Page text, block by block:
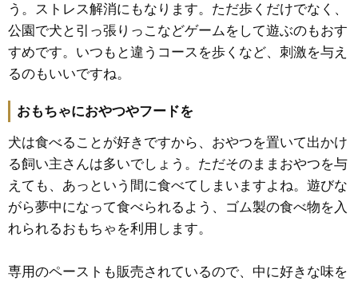
う。ストレス解消にもなります。ただ歩くだけでなく、
公園で犬と引っ張りっこなどゲームをして遊ぶのもおす
すめです。いつもと違うコースを歩くなど、刺激を与え
るのもいいですね。
おもちゃにおやつやフードを
犬は食べることが好きですから、おやつを置いて出かけ
る飼い主さんは多いでしょう。ただそのままおやつを与
えても、あっという間に食べてしまいますよね。遊びな
がら夢中になって食べられるよう、ゴム製の食べ物を入
れられるおもちゃを利用します。
専用のペーストも販売されているので、中に好きな味を